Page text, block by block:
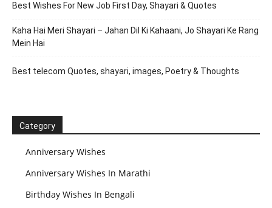
Best Wishes For New Job First Day, Shayari & Quotes
Kaha Hai Meri Shayari – Jahan Dil Ki Kahaani, Jo Shayari Ke Rang
Mein Hai
Best telecom Quotes, shayari, images, Poetry & Thoughts
Category
Anniversary Wishes
Anniversary Wishes In Marathi
Birthday Wishes In Bengali